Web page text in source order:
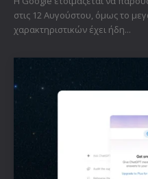
στις 12 Αυγούστου, όμως το
χαρακτηριστικών έχει ήδη...